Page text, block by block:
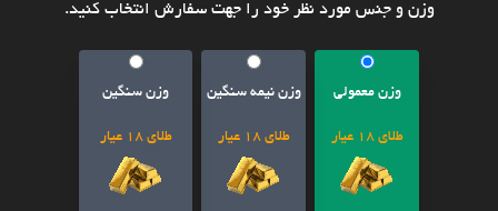
وزن و جنس مورد نظر خود را جهت سفارش انتخاب کنید.
وزن معمولی
طلای 18 عیار
وزن نیمه سنگین
طلای 18 عیار
وزن سنگین
طلای 18 عیار